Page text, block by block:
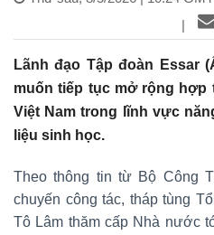
|
Lãnh đạo Tập đoàn Essar
muốn tiếp tục mở rộng hợp
Việt Nam trong lĩnh vực
liệu sinh học.
Theo thông tin từ Bộ Công
chuyến công tác, tháp tùng
Tô Lâm thăm cấp Nhà nước